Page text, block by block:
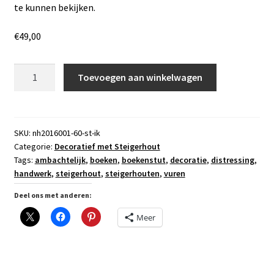
te kunnen bekijken.
€49,00
Toevoegen aan winkelwagen
SKU: nh2016001-60-st-ik
Categorie: Decoratief met Steigerhout
Tags: ambachtelijk, boeken, boekenstut, decoratie, distressing,
handwerk, steigerhout, steigerhouten, vuren
Deel ons met anderen:
Meer